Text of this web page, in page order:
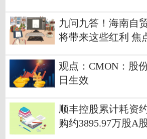
九问九答！海南自
将带来这些红利 焦
观点：CMON：股
日生效
顺丰控股累计耗资
购约3895.97万股A